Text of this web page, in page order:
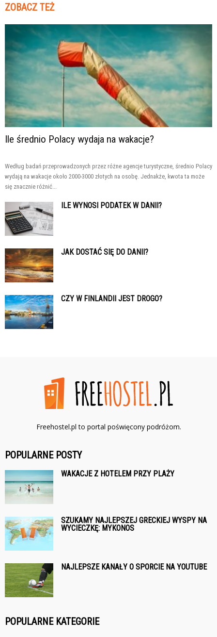
ZOBACZ TEŻ
Ile średnio Polacy wydaja na wakacje?
Według badań przeprowadzonych przez różne agencje turystyczne, średnio Polacy
wydają na wakacje około 2000-3000 złotych na osobę. Jednakże, kwota ta może
się znacznie różnić...
ILE WYNOSI PODATEK W DANII?
JAK DOSTAĆ SIĘ DO DANII?
CZY W FINLANDII JEST DROGO?
Freehostel.pl to portal poświęcony podróżom.
POPULARNE POSTY
WAKACJE Z HOTELEM PRZY PLAŻY
SZUKAMY NAJLEPSZEJ GRECKIEJ WYSPY NA
WYCIECZKĘ: MYKONOS
NAJLEPSZE KANAŁY O SPORCIE NA YOUTUBE
POPULARNE KATEGORIE